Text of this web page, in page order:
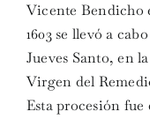
Vicente Bendicho
1603 se llevó a
Jueves Santo, en
Virgen del
Esta procesión